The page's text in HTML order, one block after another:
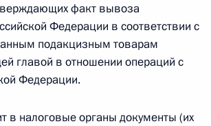
ФЗ
факт вывоза
Федерации в соответствии с
подакцизным товарам
главой в отношении операций с
Федерации.
в налоговые органы документы (их